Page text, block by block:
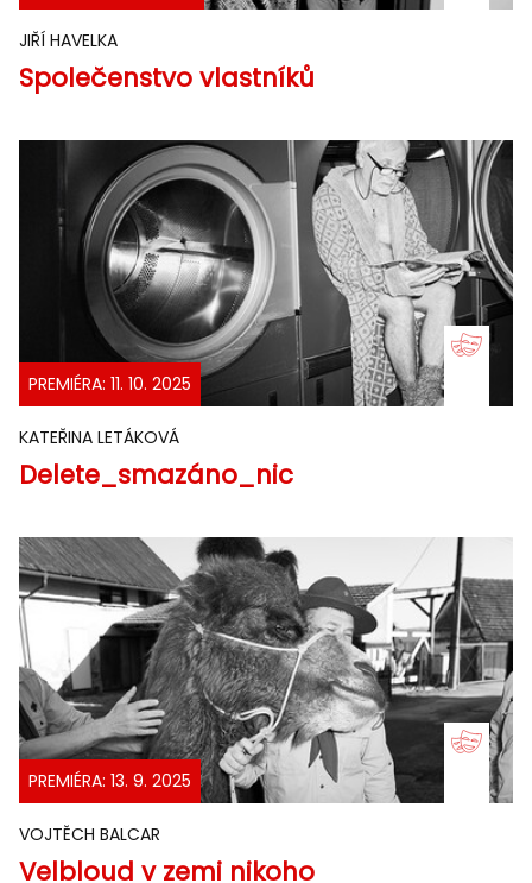
JIŘÍ HAVELKA
Společenstvo vlastníků
PREMIÉRA: 11. 10. 2025
KATEŘINA LETÁKOVÁ
Delete_smazáno_nic
PREMIÉRA: 13. 9. 2025
VOJTĚCH BALCAR
Velbloud v zemi nikoho